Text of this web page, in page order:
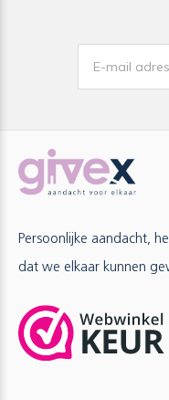
Persoonlijke aandacht,
dat we elkaar kunnen